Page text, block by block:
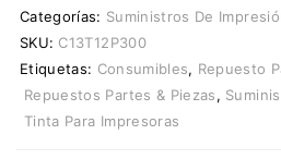
Categorías: Suministros De
SKU: C13T12P300
Etiquetas: Consumibles, Repuesto
Repuestos Partes & Piezas,
Tinta Para Impresoras